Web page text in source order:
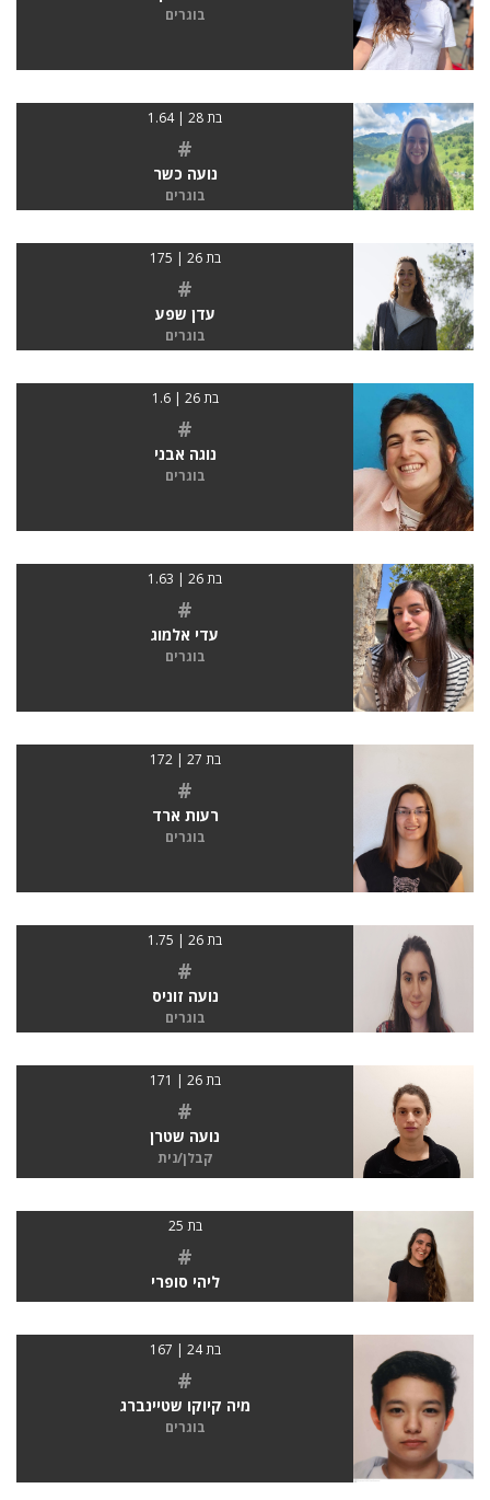
בוגרים
בת 28 | 1.64
#
נועה כשר
בוגרים
בת 26 | 175
#
עדן שפע
בוגרים
בת 26 | 1.6
#
נוגה אבני
בוגרים
בת 26 | 1.63
#
עדי אלמוג
בוגרים
בת 27 | 172
#
רעות ארד
בוגרים
בת 26 | 1.75
#
נועה זוניס
בוגרים
בת 26 | 171
#
נועה שטרן
קבלן/נית
בת 25
#
ליהי סופרי
בת 24 | 167
#
מיה קיוקו שטיינברג
בוגרים